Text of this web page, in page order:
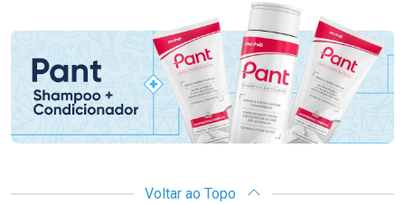
Promoção em Destaque
Voltar ao Topo